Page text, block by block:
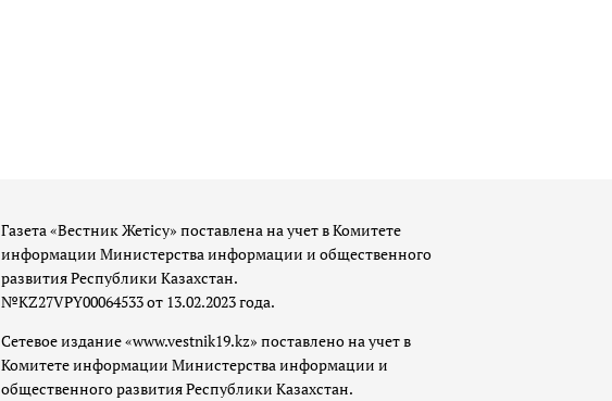
Газета «Вестник Жетісу» поставлена на учет в Комитете
информации Министерства информации и общественного
развития Республики Казахстан.
№KZ27VPY00064533 от 13.02.2023 года.
Сетевое издание «www.vestnik19.kz» поставлено на учет в
Комитете информации Министерства информации и
общественного развития Республики Казахстан.